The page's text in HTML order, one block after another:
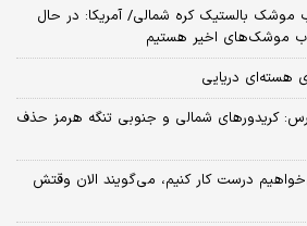
موشک بالستیک کره شمالی/ آمریکا: در حال
موشک‌های اخیر هستیم
هسته‌ای دریایی
کریدورهای شمالی و جنوبی تنگه هرمز حذف
است می‌خواهیم درست کار کنیم، می‌گویند الان وقتش